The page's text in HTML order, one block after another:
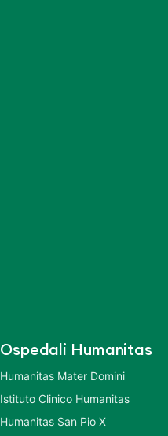
Ospedali Humanitas
Humanitas Mater Domini
Istituto Clinico Humanitas
Humanitas San Pio X